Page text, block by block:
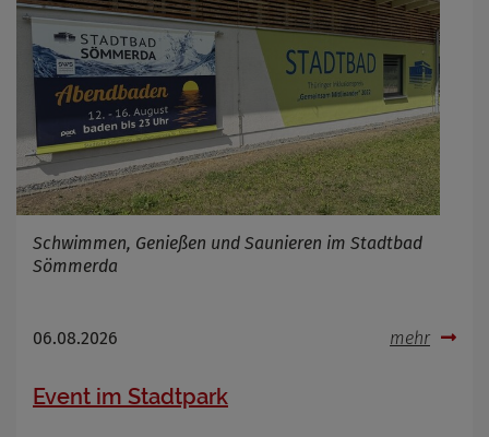
Schwimmen, Genießen und Saunieren im Stadtbad
Sömmerda
06.08.2026 mehr
Event im Stadtpark